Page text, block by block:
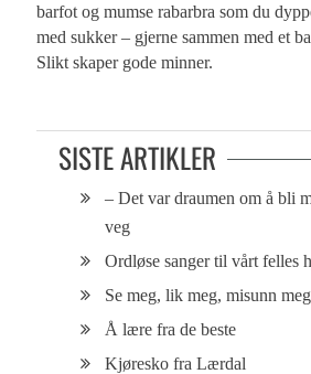
barfot og mumse rabarbra som du
med sukker – gjerne sammen med et
Slikt skaper gode minner.
SISTE ARTIKLER
– Det var draumen om å bli
veg
Ordløse sanger til vårt felles
Se meg, lik meg, misunn
Å lære fra de beste
Kjøresko fra Lærdal